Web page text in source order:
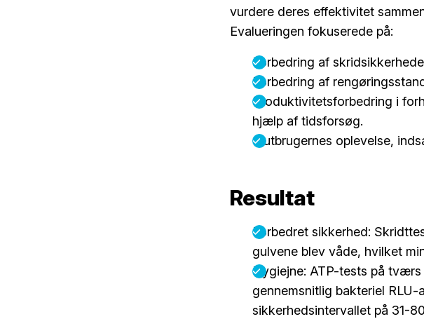
vurdere deres effektivitet
Evalueringen fokuserede på:
Forbedring af
Forbedring af
Produktivitetsforbedring i
hjælp af tidsforsøg.
Slutbrugernes oplevelse,
Resultat
Forbedret sikkerhed:
gulvene blev våde, hvilket
Hygiejne: ATP-tests på
gennemsnitlig bakteriel
sikkerhedsintervallet på 31-